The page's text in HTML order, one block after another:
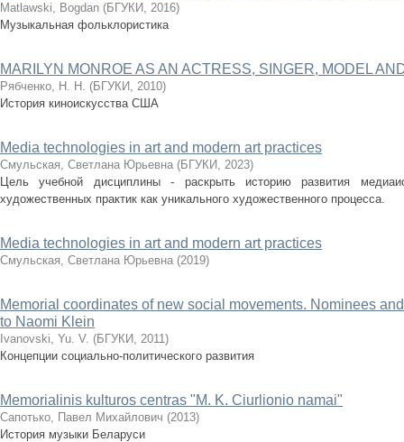
Matlawski, Bogdan (БГУКИ, 2016)
Музыкальная фольклористика
MARILYN MONROE AS AN ACTRESS, SINGER, MODEL
Рябченко, Н. Н. (БГУКИ, 2010)
История киноискусства США
Media technologies in art and modern art practices
Смульская, Светлана Юрьевна (БГУКИ, 2023)
Цель учебной дисциплины - раскрыть историю развития
художественных практик как уникального художественного процесса.
Media technologies in art and modern art practices
Смульская, Светлана Юрьевна (2019)
Memorial coordinates of new social movements. Nominees
to Naomi Klein
Ivanovski, Yu. V. (БГУКИ, 2011)
Концепции социально-политического развития
Memorialinis kulturos centras "M. K. Ciurlionio namai"
Сапотько, Павел Михайлович (2013)
История музыки Беларуси